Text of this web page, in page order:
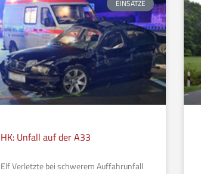
EINSÄTZE
HK: Unfall auf der A33
Elf Verletzte bei schwerem Auffahrunfall